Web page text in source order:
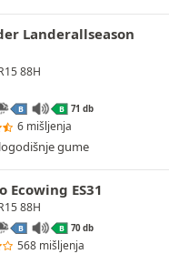
Landerallseason
88H
B B 71 db
6 mišljenja
gume
Ecowing ES31
88H
B B 70 db
568 mišljenja